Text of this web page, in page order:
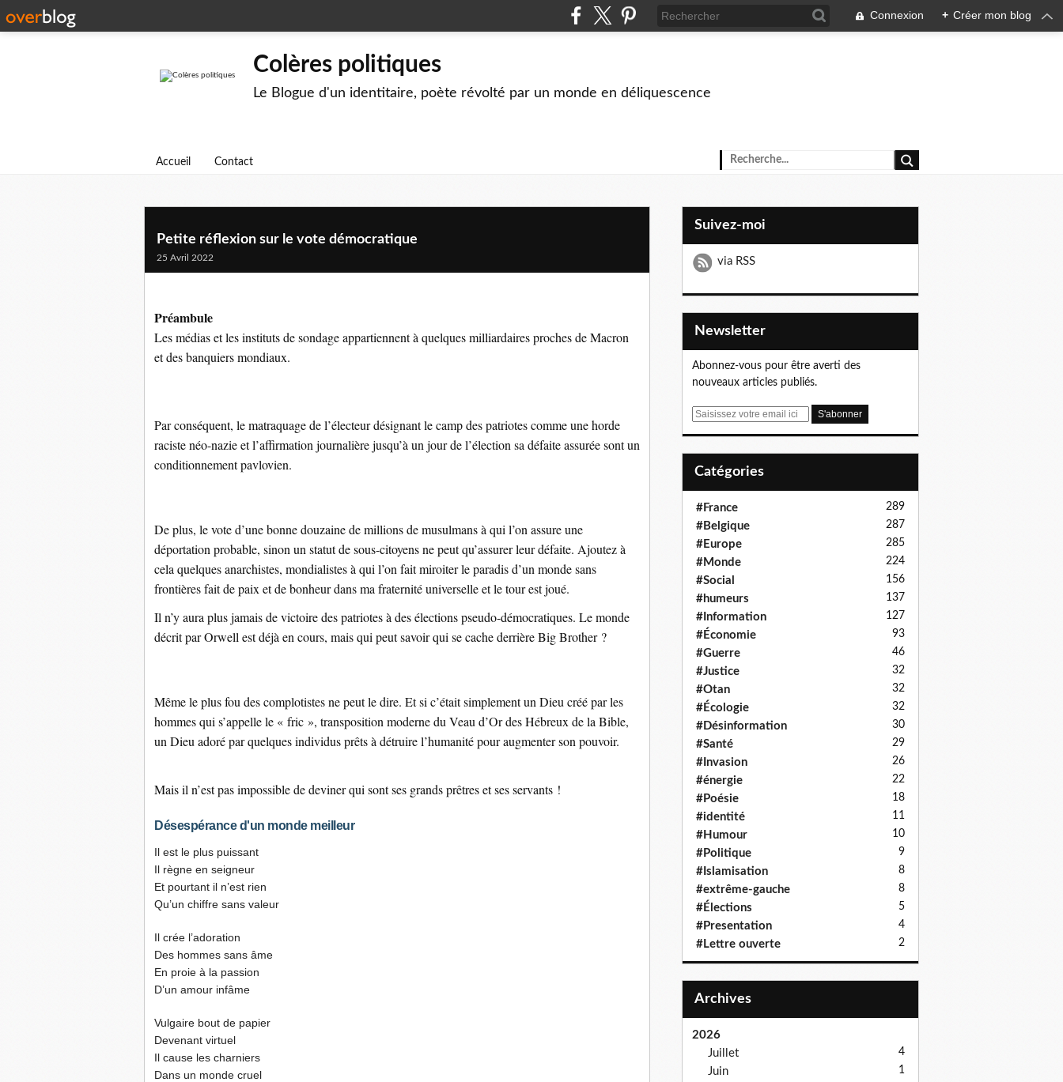
Connexion + Créer mon blog
Colères politiques
Le Blogue d'un identitaire, poète révolté par un monde en déliquescence
Accueil Contact
Petite réflexion sur le vote démocratique
25 Avril 2022
Préambule
Les médias et les instituts de sondage appartiennent à quelques milliardaires proches de Macron
et des banquiers mondiaux.
Par conséquent, le matraquage de l’électeur désignant le camp des patriotes comme une horde
raciste néo-nazie et l’affirmation journalière jusqu’à un jour de l’élection sa défaite assurée sont un
conditionnement pavlovien.
De plus, le vote d’une bonne douzaine de millions de musulmans à qui l’on assure une
déportation probable, sinon un statut de sous-citoyens ne peut qu’assurer leur défaite. Ajoutez à
cela quelques anarchistes, mondialistes à qui l’on fait miroiter le paradis d’un monde sans
frontières fait de paix et de bonheur dans ma fraternité universelle et le tour est joué.
Il n’y aura plus jamais de victoire des patriotes à des élections pseudo-démocratiques. Le monde
décrit par Orwell est déjà en cours, mais qui peut savoir qui se cache derrière Big Brother ?
Même le plus fou des complotistes ne peut le dire. Et si c’était simplement un Dieu créé par les
hommes qui s’appelle le « fric », transposition moderne du Veau d’Or des Hébreux de la Bible,
un Dieu adoré par quelques individus prêts à détruire l’humanité pour augmenter son pouvoir.
Mais il n’est pas impossible de deviner qui sont ses grands prêtres et ses servants !
Désespérance d'un monde meilleur
Il est le plus puissant
Il règne en seigneur
Et pourtant il n’est rien
Qu’un chiffre sans valeur
Il crée l’adoration
Des hommes sans âme
En proie à la passion
D’un amour infâme
Vulgaire bout de papier
Devenant virtuel
Il cause les charniers
Dans un monde cruel
Suivez-moi
via RSS
Newsletter
Abonnez-vous pour être averti des
nouveaux articles publiés.
E
Catégories
#France 289
#Belgique 287
#Europe 285
#Monde 224
#Social 156
#humeurs 137
#Information 127
#Économie 93
#Guerre 46
#Justice 32
#Otan 32
#Écologie 32
#Désinformation 30
#Santé 29
#Invasion 26
#énergie 22
#Poésie 18
#identité 11
#Humour 10
#Politique 9
#Islamisation 8
#extrême-gauche 8
#Élections 5
#Presentation 4
#Lettre ouverte 2
Archives
2026
Juillet
4
Juin 1